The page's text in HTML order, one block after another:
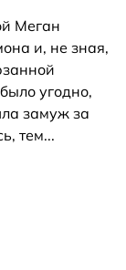
Меган
и, не зная,
угодно,
замуж за
тем...